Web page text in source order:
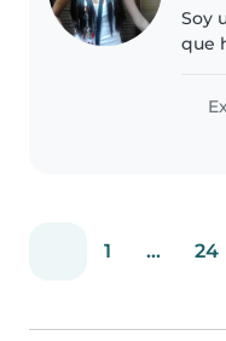
Soy
que
6
1 ... 24